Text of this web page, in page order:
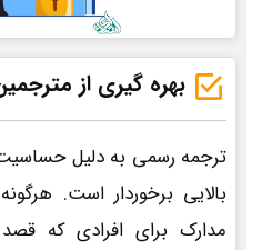
بهره گیری از
ترجمه رسمی به دلیل
بالایی برخوردار است.
مدارک برای افرادی که